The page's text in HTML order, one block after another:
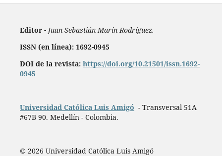
Editor - Juan Sebastián Marín Rodríguez.
ISSN (en línea): 1692-0945
DOI de la revista: https://doi.org/10.21501/issn.1692-
0945
Universidad Católica Luis Amigó - Transversal 51A
#67B 90. Medellín - Colombia.
© 2026 Universidad Católica Luis Amigó